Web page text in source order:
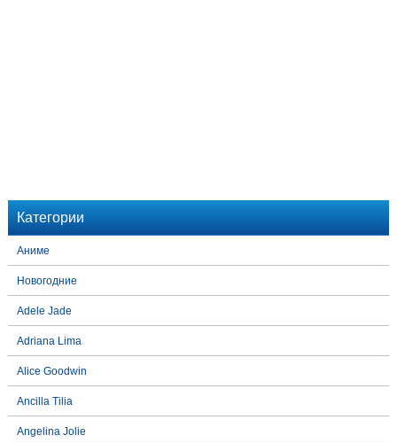
Категории
Аниме
Новогодние
Adele Jade
Adriana Lima
Alice Goodwin
Ancilla Tilia
Angelina Jolie